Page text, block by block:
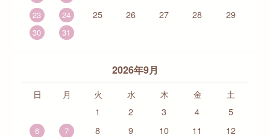
23 24 25 26 27 28 29
30 31
2026年9月
日 月 火 水 木 金
土
1
2 3 4 5
6 7 8 9 10 11 12